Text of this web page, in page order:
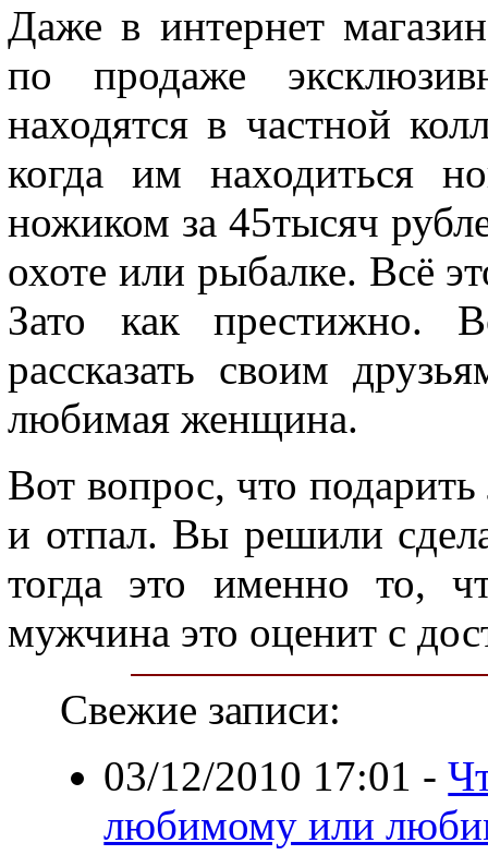
Даже в интернет
по продаже
находятся в частной
когда им находиться
ножиком за 45тысяч
охоте или рыбалке. Всё
Зато как престижно.
рассказать своим
любимая женщина.
Вот вопрос, что
и отпал. Вы решили
тогда это именно то,
мужчина это оценит с
Свежие записи:
03/12/2010 17:01 -
любимому или